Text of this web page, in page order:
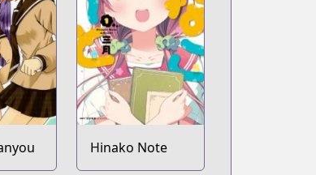
Hinako Note